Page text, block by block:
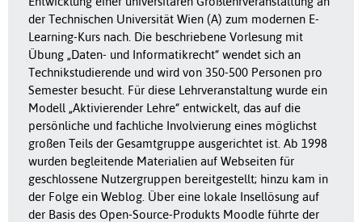
der Technischen Universität Wien (A) zum modernen E-
Learning-Kurs nach. Die beschriebene Vorlesung mit
Übung „Daten- und Informatikrecht“ wendet sich an
Technikstudierende und wird von 350-500 Personen pro
Semester besucht. Für diese Lehrveranstaltung wurde ein
Modell „Aktivierender Lehre“ entwickelt, das auf die
persönliche und fachliche Involvierung eines möglichst
großen Teils der Gesamtgruppe ausgerichtet ist. Ab 1998
wurden begleitende Materialien auf Webseiten für
geschlossene Nutzergruppen bereitgestellt; hinzu kam in
der Folge ein Weblog. Über eine lokale Insellösung auf
der Basis des Open-Source-Produkts Moodle führte der